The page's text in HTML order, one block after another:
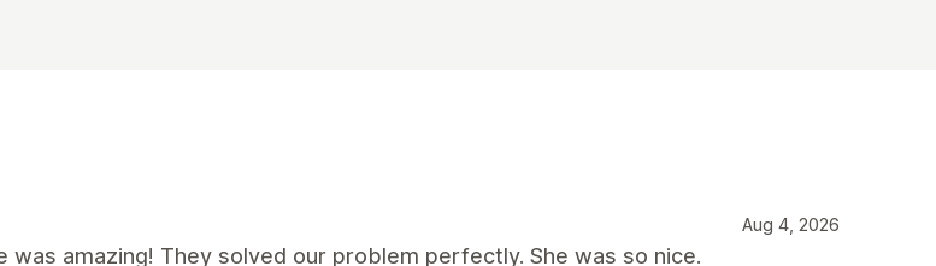
Aug 4, 2026
was amazing! They solved our problem perfectly. She was so nice.